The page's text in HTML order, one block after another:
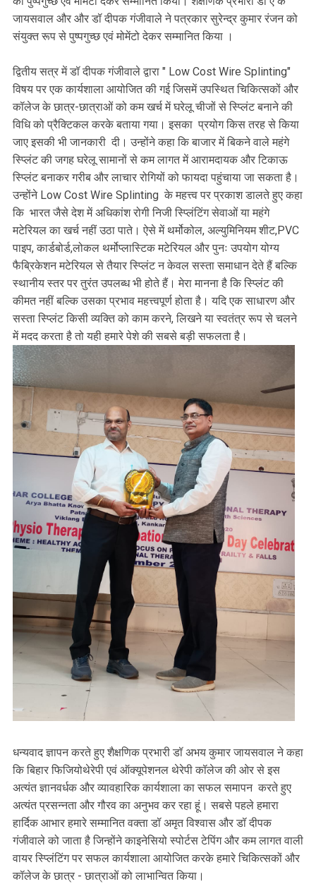
जायसवाल और और डॉ दीपक गंजीवाले ने पत्रकार सुरेन्द्र कुमार रंजन को
संयुक्त रूप से पुष्पगुच्छ एवं मोमेंटो देकर सम्मानित किया ।
द्वितीय सत्र में डॉ दीपक गंजीवाले द्वारा " Low Cost Wire Splinting"
विषय पर एक कार्यशाला आयोजित की गई जिसमें उपस्थित चिकित्सकों और
कॉलेज के छात्र-छात्राओं को कम खर्च में घरेलू चीजों से स्प्लिंट बनाने की
विधि को प्रैक्टिकल करके बताया गया। इसका प्रयोग किस तरह से किया
जाए इसकी भी जानकारी दी। उन्होंने कहा कि बाजार में बिकने वाले महंगे
स्प्लिंट की जगह घरेलू सामानों से कम लागत में आरामदायक और टिकाऊ
स्प्लिंट बनाकर गरीब और लाचार रोगियों को फायदा पहुंचाया जा सकता है।
उन्होंने Low Cost Wire Splinting के महत्त्व पर प्रकाश डालते हुए कहा
कि भारत जैसे देश में अधिकांश रोगी निजी स्प्लिंटिंग सेवाओं या महंगे
मटेरियल का खर्च नहीं उठा पाते। ऐसे में थर्मोकोल, अल्युमिनियम शीट,PVC
पाइप, कार्डबोर्ड,लोकल थर्मोप्लास्टिक मटेरियल और पुनः उपयोग योग्य
फैब्रिकेशन मटेरियल से तैयार स्प्लिंट न केवल सस्ता समाधान देते हैं बल्कि
स्थानीय स्तर पर तुरंत उपलब्ध भी होते हैं। मेरा मानना है कि स्प्लिंट की
कीमत नहीं बल्कि उसका प्रभाव महत्त्वपूर्ण होता है। यदि एक साधारण और
सस्ता स्प्लिंट किसी व्यक्ति को काम करने, लिखने या स्वतंत्र रूप से चलने
में मदद करता है तो यही हमारे पेशे की सबसे बड़ी सफलता है।
धन्यवाद ज्ञापन करते हुए शैक्षणिक प्रभारी डॉ अभय कुमार जायसवाल ने कहा
कि बिहार फिजियोथेरेपी एवं ऑक्यूपेशनल थेरेपी कॉलेज की ओर से इस
अत्यंत ज्ञानवर्धक और व्यावहारिक कार्यशाला का सफल समापन करते हुए
अत्यंत प्रसन्नता और गौरव का अनुभव कर रहा हूं। सबसे पहले हमारा
हार्दिक आभार हमारे सम्मानित वक्ता डॉ अमृत विश्वास और डॉ दीपक
गंजीवाले को जाता है जिन्होंने काइनेसियो स्पोर्टस टेपिंग और कम लागत वाली
वायर स्प्लिंटिंग पर सफल कार्यशाला आयोजित करके हमारे चिकित्सकों और
कॉलेज के छात्र - छात्राओं को लाभान्वित किया।